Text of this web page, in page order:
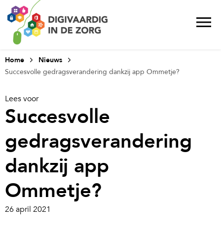
Home
Nieuws
Succesvolle gedragsverandering dankzij app Ommetje?
Lees voor
Succesvolle
gedragsverandering
dankzij app
Ommetje?
26 april 2021